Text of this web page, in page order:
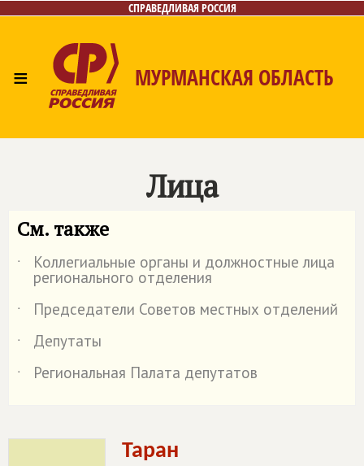
СПРАВЕДЛИВАЯ РОССИЯ
≡ МУРМАНСКАЯ ОБЛАСТЬ
Контакты
Лица
См. также
˙ Коллегиальные органы и должностные лица
регионального отделения
˙
Председатели Советов местных отделений
˙
Депутаты
˙
Региональная Палата депутатов
Таран